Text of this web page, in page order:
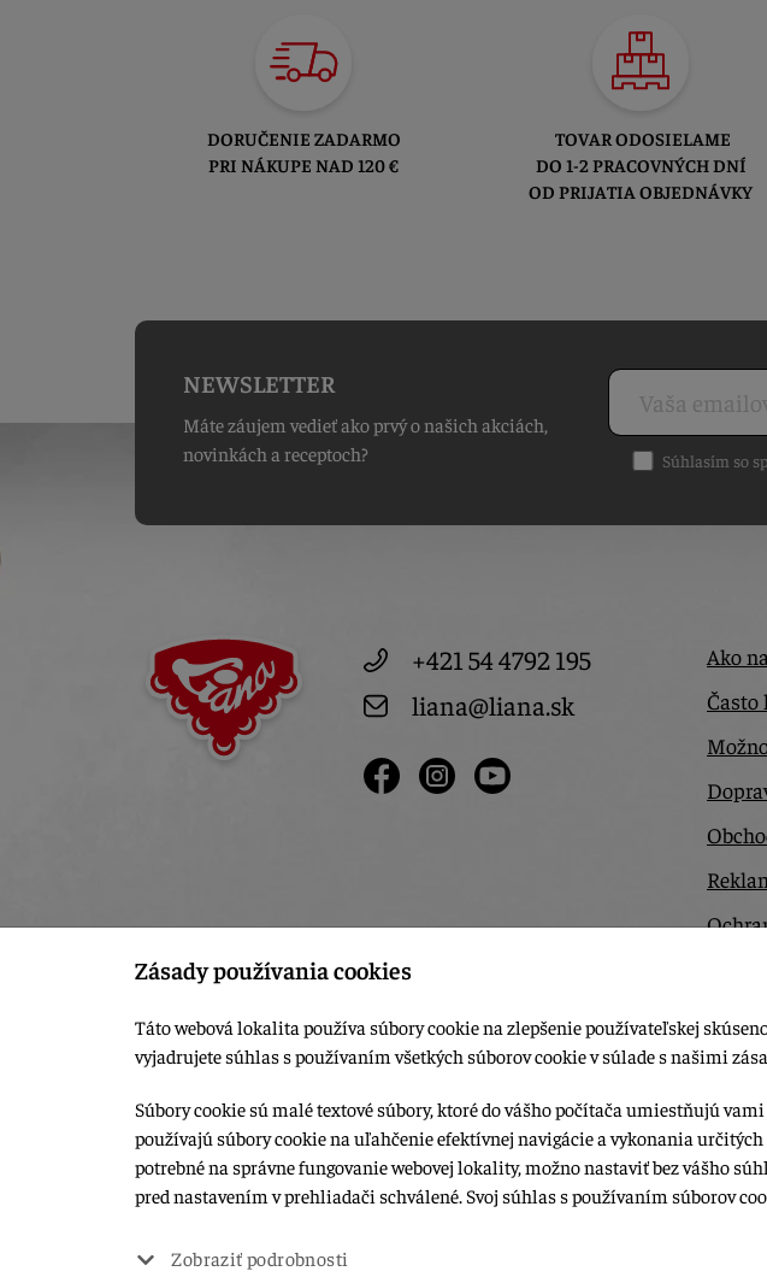
DORUČENIE ZADARMO
PRI NÁKUPE NAD 120 €
TOVAR ODOSIELAME
DO 1-2 PRACOVNÝCH DNÍ
OD PRIJATIA OBJEDNÁVKY
NEWSLETTER
Máte záujem vedieť ako prvý o našich akciách,
novinkách a receptoch?
Súhlasím so
+421 54 4792 195
liana@liana.sk
Ako
Často
© 2015-2026, LIANA GOLIAŠ s.r.o. všetky práva vyhradené.
Upraviť nastavenia Cookies
Zásady používania cookies
Táto webová lokalita používa súbory cookie na zlepšenie používateľskej
vyjadrujete súhlas s používaním všetkých súborov cookie v súlade s našimi
Súbory cookie sú malé textové súbory, ktoré do vášho počítača umiestňujú
používajú súbory cookie na uľahčenie efektívnej navigácie a vykonania
potrebné na správne fungovanie webovej lokality, možno nastaviť bez vášho
pred nastavením v prehliadači schválené. Svoj súhlas s používaním súborov
Zobraziť podrobnosti